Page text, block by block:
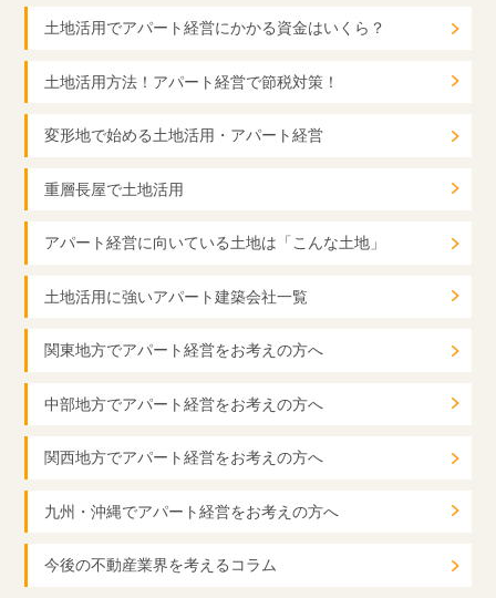
土地活用でアパート経営にかかる資金はいくら？
土地活用方法！アパート経営で節税対策！
変形地で始める土地活用・アパート経営
重層長屋で土地活用
アパート経営に向いている土地は「こんな土地」
土地活用に強いアパート建築会社一覧
関東地方でアパート経営をお考えの方へ
中部地方でアパート経営をお考えの方へ
関西地方でアパート経営をお考えの方へ
九州・沖縄でアパート経営をお考えの方へ
今後の不動産業界を考えるコラム